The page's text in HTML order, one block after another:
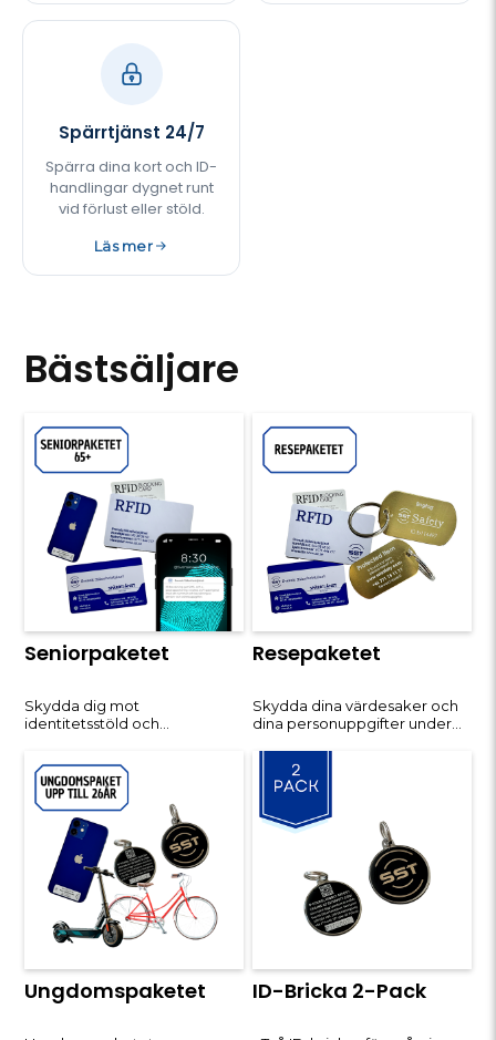
Spärrtjänst 24/7
Spärra dina kort och ID-
handlingar dygnet runt
vid förlust eller stöld.
Läs mer
Bästsäljare
Seniorpaketet
Skydda dig mot
identitetsstöld och
specialanpassat för dig som är
65+. Med detta kompletta
skydd får du alla verktyg för
att bevaka och säkra din
identitet, kredit och
personliga uppgifter. Vi
erbjuder trygghet i form av
Rea
Resepaketet
Skydda dina värdesaker och
dina personuppgifter under
för dig som vill resa tryggt och
säkert. Med ett komplett
skydd får du alla verktyg du
behöver för att bevaka och
skydda ditt bagage och dina
Ungdomspaketet ID-Bricka 2-Pack